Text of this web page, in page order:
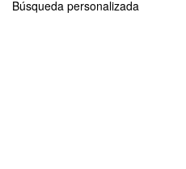
Búsqueda personalizada